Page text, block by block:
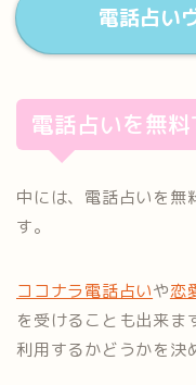
電話占い
電話占いを無
中には、電話占いを無
す。
ココナラ電話占いや恋
を受けることも出来ま
利用するかどうかを決